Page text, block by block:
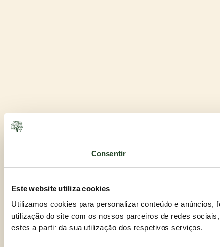
Consentir
Este website utiliza cookies
Utilizamos cookies para personalizar conteúdo e anúncios,
utilização do site com os nossos parceiros de redes
estes a partir da sua utilização dos respetivos serviços.